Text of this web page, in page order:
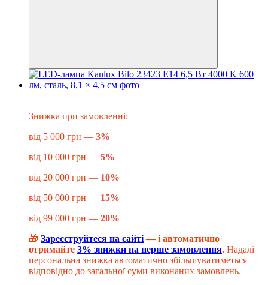
​​​​​Знижка при замовленні:
від 5 000 грн — 3%
від 10 000 грн — 5%
від 20 000 грн — 10%
від 50 000 грн — 15%
від 99 000 грн — 20%
🎁 Зареєструйтеся на сайті— і автоматично
отримайте 3% знижки на перше замовлення. Надалі
персональна знижка автоматично збільшуватиметься
відповідно до загальної суми виконаних замовлень.